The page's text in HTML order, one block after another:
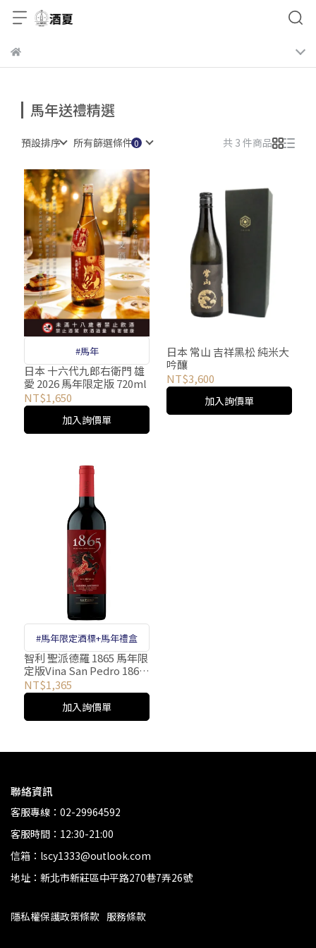
馬年送禮精選
預設排序 所有篩選條件 共 3 件商品
#馬年
日本 十六代九郎右衛門 雄
愛 2026 馬年限定版 720ml
NT$1,650
加入詢價單
日本 常山 吉祥黑松 純米大
吟釀
NT$3,600
加入詢價單
#馬年限定酒標+馬年禮盒
智利 聖派德羅 1865 馬年限
定版Vina San Pedro 1865
Horse Year Limited
Edition
NT$1,365
加入詢價單
聯絡資訊
客服專線：02-29964592
客服時間：12:30-21:00
信箱：lscy1333@outlook.com
地址：新北市新莊區中平路270巷7弄26號
隱私權保護政策條款 服務條款